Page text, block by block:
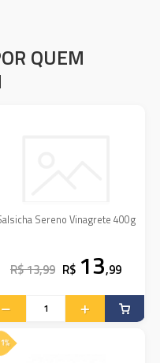
QUEM
Sereno Vinagrete 400g
R$ 13,99 R$ 13,99